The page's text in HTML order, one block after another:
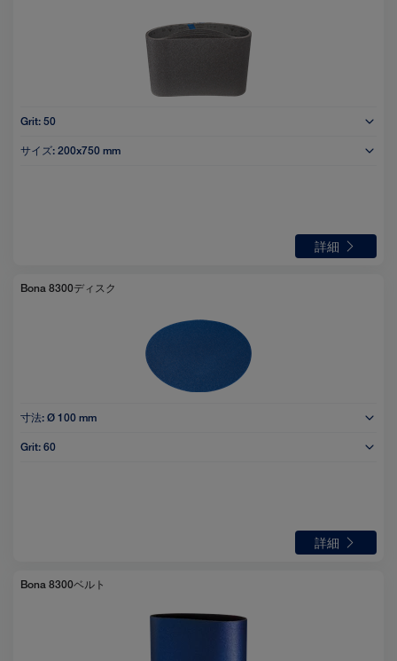
Grit: 50
サイズ: 200x750 mm
詳細
Bona 8300ディスク
寸法: Ø 100 mm
Grit: 60
詳細
Bona 8300ベルト